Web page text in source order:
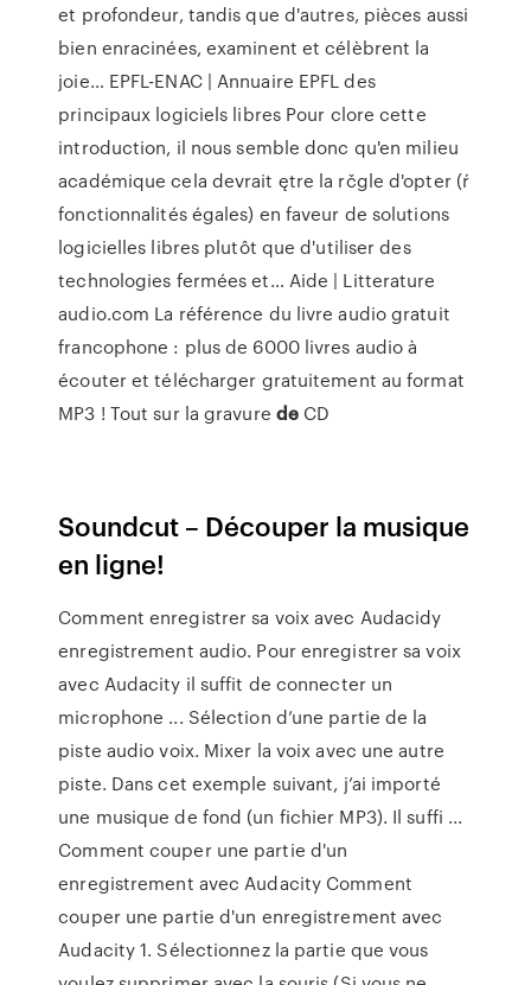
et profondeur, tandis que d'autres, pièces aussi
bien enracinées, examinent et célèbrent la
joie… EPFL-ENAC | Annuaire EPFL des
principaux logiciels libresPour clore cette
introduction, il nous semble donc qu'en milieu
académique cela devrait ętre la rčgle d'opter (ŕ
fonctionnalités égales) en faveur de solutions
logicielles libres plutôt que d'utiliser des
technologies fermées et… Aide | Litterature
audio.com La référence du livre audio gratuit
francophone : plus de 6000 livres audio à
écouter et télécharger gratuitement au format
MP3 ! Tout sur la gravure de CD
Soundcut – Découper la musique
en ligne!
Comment enregistrer sa voix avec Audacidy
enregistrement audio. Pour enregistrer sa voix
avec Audacity il suffit de connecter un
microphone ... Sélection d’une partie de la
piste audio voix. Mixer la voix avec une autre
piste. Dans cet exemple suivant, j’ai importé
une musique de fond (un fichier MP3). Il suffi ...
Comment couper une partie d'un
enregistrement avec Audacity Comment
couper une partie d'un enregistrement avec
Audacity 1. Sélectionnez la partie que vous